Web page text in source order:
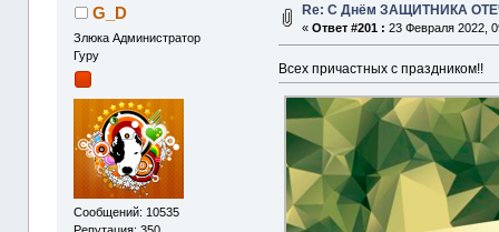
G_D
Злюка Администратор
Гуру
Сообщений: 10535
Re: С Днём ЗАЩИТНИКА
«Ответ #201 : 23 Февраля 2022,
Всех причастных с праздником!!